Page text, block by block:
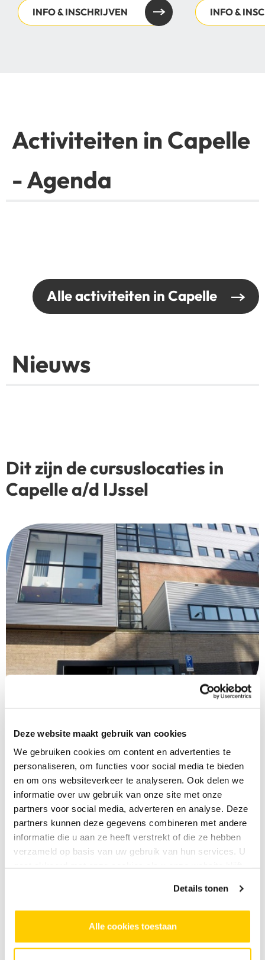
Deze website maakt gebruik van cookies
We gebruiken cookies om content en advertenties te
personaliseren, om functies voor social media te bieden
en om ons websiteverkeer te analyseren. Ook delen we
informatie over uw gebruik van onze site met onze
partners voor social media, adverteren en analyse. Deze
partners kunnen deze gegevens combineren met andere
informatie die u aan ze heeft verstrekt of die ze hebben
verzameld op basis van uw gebruik van hun services. U
Details tonen
Alle cookies toestaan
INFO & INSCHRIJVEN INFO &
Activiteiten in Capelle
- Agenda
Alle activiteiten in Capelle
Nieuws
Dit zijn de cursuslocaties in
Capelle a/d IJssel
Fluiterlaan 400, Capelle aan den IJssel
Bekijk op Google Maps